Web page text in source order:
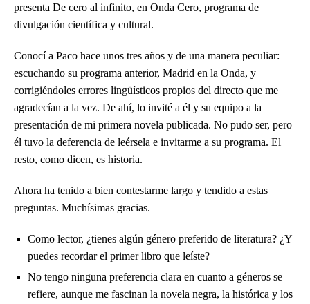
presenta De cero al infinito, en Onda Cero, programa de
divulgación científica y cultural.
Conocí a Paco hace unos tres años y de una manera peculiar:
escuchando su programa anterior, Madrid en la Onda, y
corrigiéndoles errores lingüísticos propios del directo que me
agradecían a la vez. De ahí, lo invité a él y su equipo a la
presentación de mi primera novela publicada. No pudo ser, pero
él tuvo la deferencia de leérsela e invitarme a su programa. El
resto, como dicen, es historia.
Ahora ha tenido a bien contestarme largo y tendido a estas
preguntas. Muchísimas gracias.
Como lector, ¿tienes algún género preferido de literatura? ¿Y
puedes recordar el primer libro que leíste?
No tengo ninguna preferencia clara en cuanto a géneros se
refiere, aunque me fascinan la novela negra, la histórica y los